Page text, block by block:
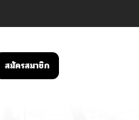
สมัครสมาชิก